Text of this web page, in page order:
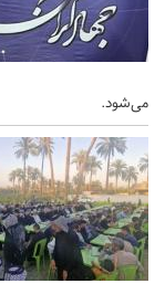
می‌شود.